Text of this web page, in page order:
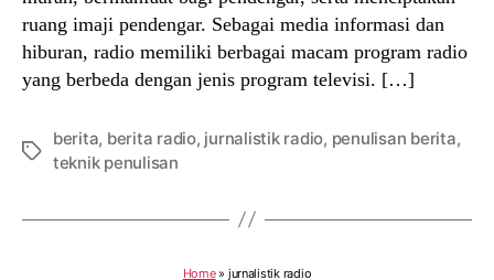
ruang imaji pendengar. Sebagai media informasi dan
hiburan, radio memiliki berbagai macam program radio
yang berbeda dengan jenis program televisi. […]
Tags
berita, berita radio, jurnalistik radio, penulisan berita,
teknik penulisan
Home» jurnalistik radio